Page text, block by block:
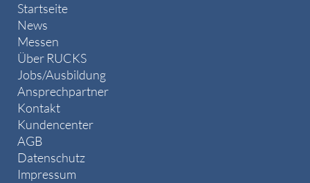
Startseite
News
Messen
Über RUCKS
Jobs/Ausbildung
Ansprechpartner
Kontakt
Kundencenter
AGB
Datenschutz
Impressum